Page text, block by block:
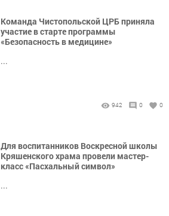
Команда Чистопольской ЦРБ приняла
участие в старте программы
«Безопасность в медицине»
...
942 0 0
Для воспитанников Воскресной школы
Кряшенского храма провели мастер-
класс «Пасхальный символ»
...